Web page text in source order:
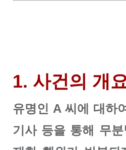
1. 사건의 개
유명인 A 씨에 대하
기사 등을 통해 무